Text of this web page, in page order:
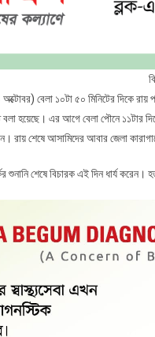
বেলা ১০টা ৫০ মিনিটের দিকে
বলা হয়েছে। এর আগে বেলা পৌনে ১১টার
রায় শেষে আসামিদের আবার জেলা
শুনানি শেষে বিচারক এই দিন ধার্য